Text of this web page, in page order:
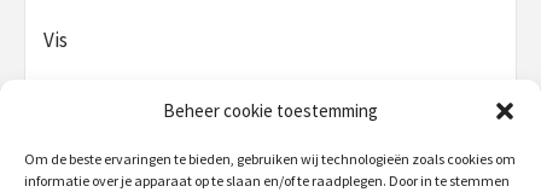
Beheer cookie toestemming
Om de beste ervaringen te bieden, gebruiken wij technologieën zoals cookies om
informatie over je apparaat op te slaan en/of te raadplegen. Door in te stemmen
Vis